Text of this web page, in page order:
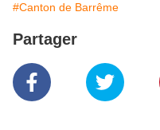
#Canton de Barrême
Partager